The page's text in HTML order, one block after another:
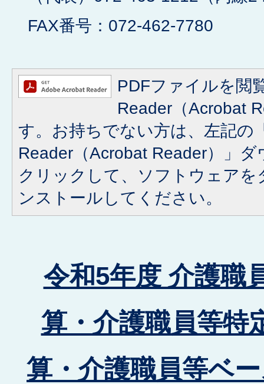
FAX番号：072-462-7780
PDFファイルを閲
Reader（Acrobat
す。お持ちでない方は、左記の
Reader（Acrobat Reader）」
クリックして、ソフトウェア
ンストールしてください。
令和5年度 介護職
算・介護職員等特
算・介護職員等ベ